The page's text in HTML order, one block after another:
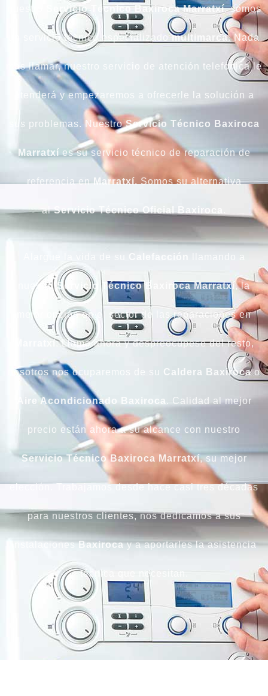
nuestro Servicio Técnico Baxiroca Marratxí, somos
un servicio técnico especializadomultimarca. Nada
más llamar, nuestro servicio de atención telefónica le
atenderá y empezaremos a ofrecerle la solución a
sus problemas. NuestroServicio Técnico Baxiroca
Marratxí es su servicio técnico de reparación de
referencia enMarratxí. Somos su alternativa
alServicio Técnico Oficial Baxiroca
Calefacción llamando a
nuestro Servicio Técnico Baxiroca Marratxí, la
mejor opción en el sector de las reparaciones en
Marratxí. Llame ahora y despreocúpese del resto,
nosotros nos ocuparemos de su Caldera Baxirocao
Aire Acondicionado Baxiroca . Calidad al mejor
precio están ahora a su alcance con nuestro
Servicio Técnico Baxiroca Marratxí, su mejor
elección. Trabajamos desde hace casi tres décadas
para nuestros clientes, nos dedicamos a sus
instalacionesBaxirocay a aportarles la asistencia
técnica que necesitan.